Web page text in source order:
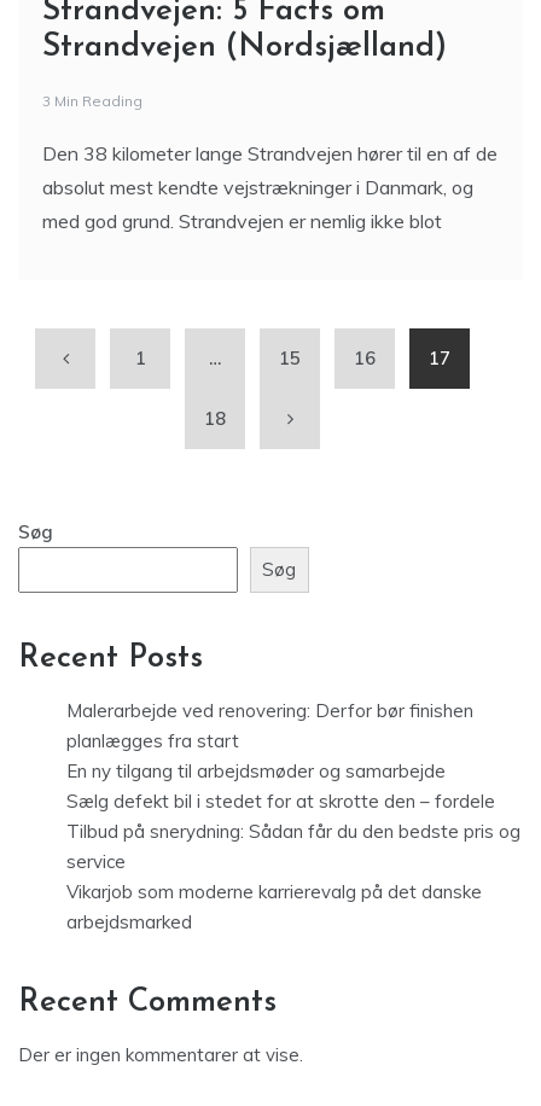
Strandvejen: 5 Facts om
Strandvejen (Nordsjælland)
3 Min Reading
Den 38 kilometer lange Strandvejen hører til en af de
absolut mest kendte vejstrækninger i Danmark, og
med god grund. Strandvejen er nemlig ikke blot
1 … 15 16 17
18
Søg
Søg
Recent Posts
Malerarbejde ved renovering: Derfor bør finishen
planlægges fra start
En ny tilgang til arbejdsmøder og samarbejde
Sælg defekt bil i stedet for at skrotte den – fordele
Tilbud på snerydning: Sådan får du den bedste pris og
service
Vikarjob som moderne karrierevalg på det danske
arbejdsmarked
Recent Comments
Der er ingen kommentarer at vise.